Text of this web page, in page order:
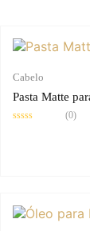
Cabelo
Pasta Matte
(0)